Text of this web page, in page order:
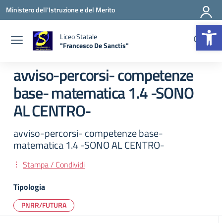
Vai ai contenuti
Vai al menu di navigazione
Vai al footer
Ministero dell'Istruzione e del Merito
Liceo Statale
"Francesco De Sanctis"
avviso-percorsi- competenze
base- matematica 1.4 -SONO
AL CENTRO-
avviso-percorsi- competenze base-
matematica 1.4 -SONO AL CENTRO-
Stampa / Condividi
Tipologia
PNRR/FUTURA